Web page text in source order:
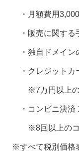
・月額費用3,000
・販売に関する
・独自ドメイン
・クレジットカ
※7万円以上の売
・コンビニ決済
※8回以上のコン
※すべて税別価格